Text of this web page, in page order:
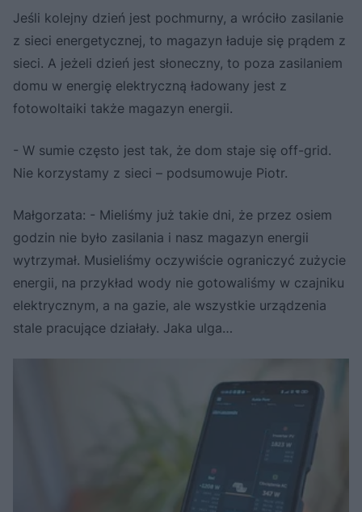
Jeśli kolejny dzień jest pochmurny, a wróciło zasilanie
z sieci energetycznej, to magazyn ładuje się prądem z
sieci. A jeżeli dzień jest słoneczny, to poza zasilaniem
domu w energię elektryczną ładowany jest z
fotowoltaiki także magazyn energii.
- W sumie często jest tak, że dom staje się off-grid.
Nie korzystamy z sieci – podsumowuje Piotr.
Małgorzata: - Mieliśmy już takie dni, że przez osiem
godzin nie było zasilania i nasz magazyn energii
wytrzymał. Musieliśmy oczywiście ograniczyć zużycie
energii, na przykład wody nie gotowaliśmy w czajniku
elektrycznym, a na gazie, ale wszystkie urządzenia
stale pracujące działały. Jaka ulga…